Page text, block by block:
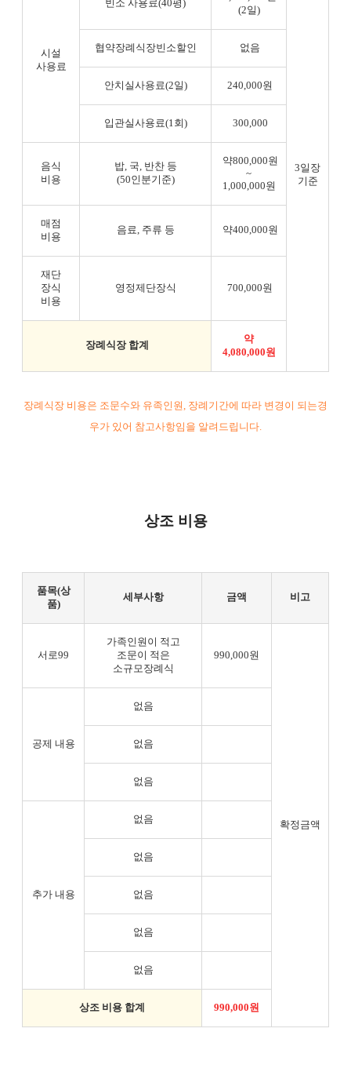
시설
사용료
빈소 사용료(40평)
(2일)
3일장
기준
협약장례식장빈소할인 없음
안치실사용료(2일) 240,000원
입관실사용료(1회) 300,000
음식
비용
밥, 국, 반찬 등
(50인분기준)
약800,000원
~
1,000,000원
매점
비용
음료, 주류 등 약400,000원
재단
장식
비용
영정제단장식 700,000원
장례식장 합계
약
4,080,000원
장례식장 비용은 조문수와 유족인원, 장례기간에 따라 변경이 되는경
우가 있어 참고사항임을 알려드립니다.
상조 비용
품목(상
품)
세부사항 금액 비고
서로99
가족인원이 적고
조문이 적은
소규모장례식
990,000원
확정금액
공제 내용
없음
없음
없음
추가 내용
없음
없음
없음
없음
없음
상조 비용 합계 990,000원